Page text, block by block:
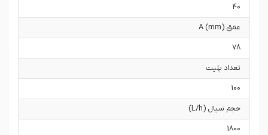
40
عمق A (mm)
78
تعداد پلیت
100
حجم سیال (L/h)
1800